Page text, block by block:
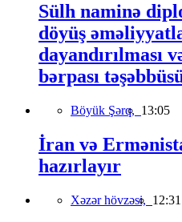
Sülh naminə
döyüş
dayandırılması
bərpası
Böyük Şərq, 13:05
İran və
hazırlayır
Xəzər hövzəsi, 12:31